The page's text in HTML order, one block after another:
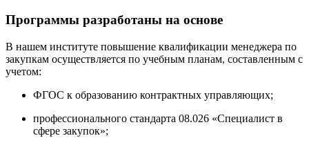
Программы разработаны на основе
В нашем институте повышение квалификации менеджера по
закупкам осуществляется по учебным планам, составленным с
учетом:
ФГОС к образованию контрактных управляющих;
профессионального стандарта 08.026 «Специалист в
сфере закупок»;